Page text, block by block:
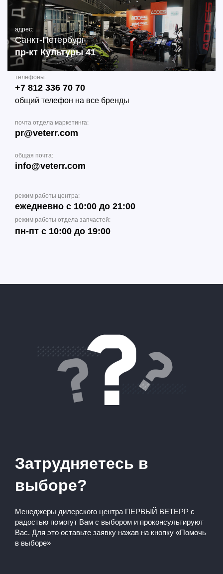
адрес:
Санкт-Петербург
пр-кт Культуры 41
телефоны:
+7 812 336 70 70
общий телефон на все бренды
почта отдела маркетинга:
pr@veterr.com
общая почта:
info@veterr.com
режим работы центра:
ежедневно с 10:00 до 21:00
режим работы отдела запчастей:
пн-пт с 10:00 до 19:00
Затрудняетесь в
выборе?
Менеджеры дилерского центра ПЕРВЫЙ ВЕТЕРР с
радостью помогут Вам с выбором и проконсультируют
Вас. Для это оставьте заявку нажав на кнопку «Помочь
в выборе»